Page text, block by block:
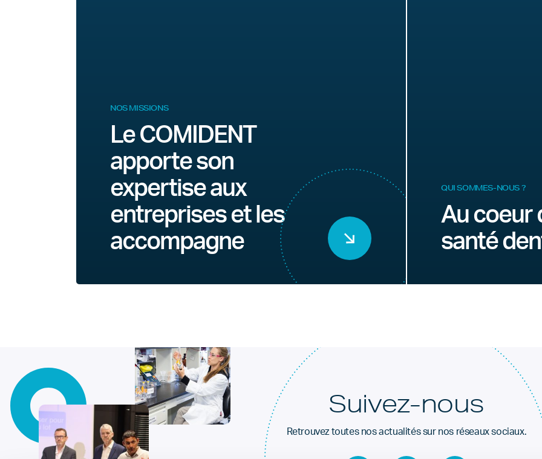
NOS MISSIONS
Le COMIDENT
apporte son
expertise aux
entreprises et les
accompagne
QUI SOMMES-NOUS ?
Au coeur
santé
Suivez-nous
Retrouvez toutes nos actualités sur nos réseaux sociaux.